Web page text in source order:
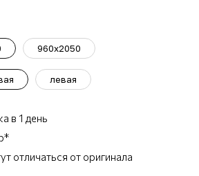
960x2050
левая
в 1 день
отличаться от оригинала